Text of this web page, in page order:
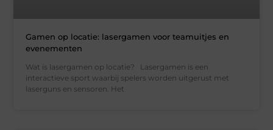
Gamen op locatie: lasergamen voor teamuitjes en
evenementen
Wat is lasergamen op locatie? Lasergamen is een
interactieve sport waarbij spelers worden uitgerust met
laserguns en sensoren. Het